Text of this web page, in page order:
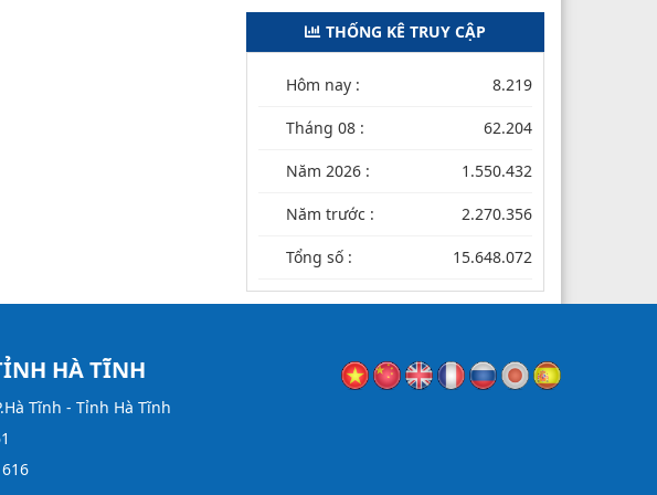
THỐNG KÊ TRUY CẬP
Hôm nay : 8.219
Tháng 08 : 62.204
Năm 2026 : 1.550.432
Năm trước : 2.270.356
Tổng số : 15.648.072
HÀ TĨNH
Tĩnh - Tỉnh Hà Tĩnh